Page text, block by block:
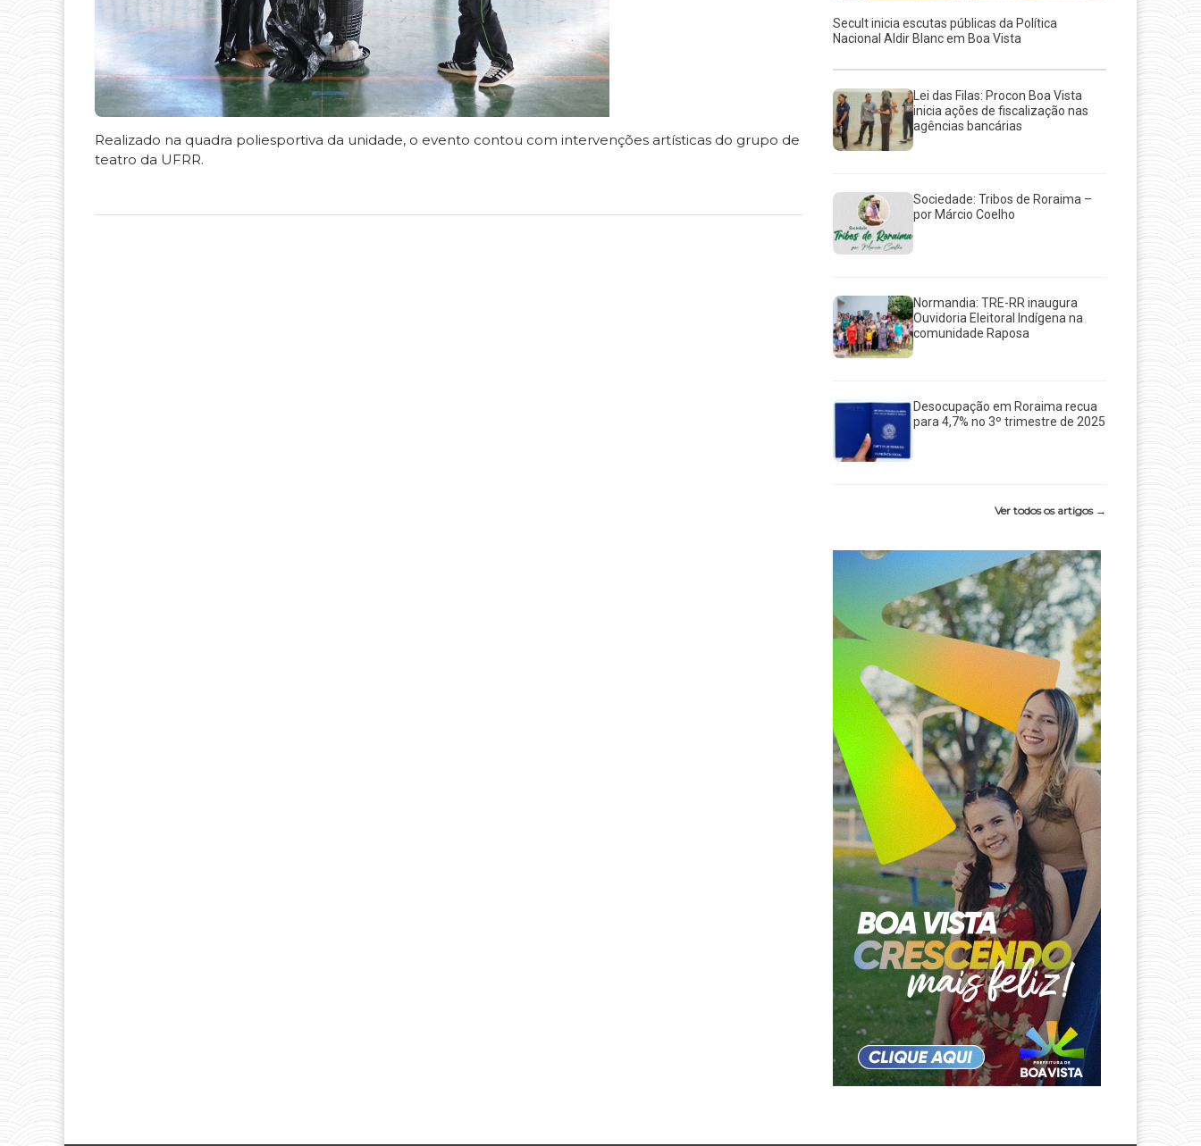
Realizado na quadra poliesportiva da unidade, o evento contou com intervenções artísticas do grupo de
teatro da UFRR.
Secult inicia escutas públicas da Política
Nacional Aldir Blanc em Boa Vista
Lei das Filas: Procon Boa Vista
inicia ações de fiscalização nas
agências bancárias
Sociedade: Tribos de Roraima –
por Márcio Coelho
Normandia: TRE-RR inaugura
Ouvidoria Eleitoral Indígena na
comunidade Raposa
Desocupação em Roraima recua
para 4,7% no 3º trimestre de 2025
Ver todos os artigos →